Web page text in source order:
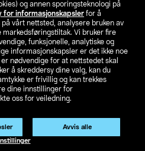
og annen sporingsteknologi på
for informasjonskapsler for å
vårt nettsted, analysere bruken av
Vi bruker fire
funksjonelle, analytiske og
informasjonskapsler er det ikke noe
nødvendige for at nettstedet skal
å skreddersy dine valg, kan du
er frivillig og kan trekkes
dine innstillinger for
oss for veiledning.
Avvis alle
din butikk
NO FI